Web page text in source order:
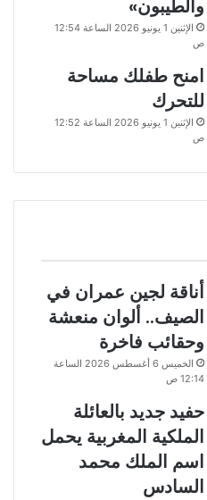
والطيبون»
الإثنين 1 يونيو 2026 الساعة 12:54
ص
امنح طفلك مساحة
للتحرك
الإثنين 1 يونيو 2026 الساعة 12:52
ص
أناقة لجين عمران في
الصيف.. ألوان منعشة
وحقائب فاخرة
الخميس 6 أغسطس 2026 الساعة
12:14 ص
حفيد جديد بالعائلة
الملكية المغربية يحمل
اسم الملك محمد
السادس